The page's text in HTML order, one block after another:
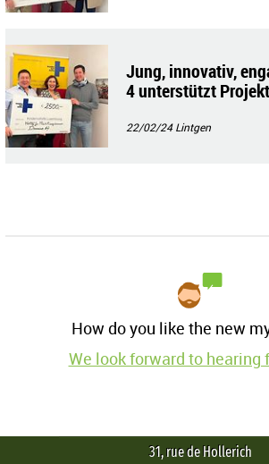
Jung, innovativ,
4 unterstützt
22/02/24Lintgen
How do you like the new
We look forward to hearing
31, rue de Hollerich